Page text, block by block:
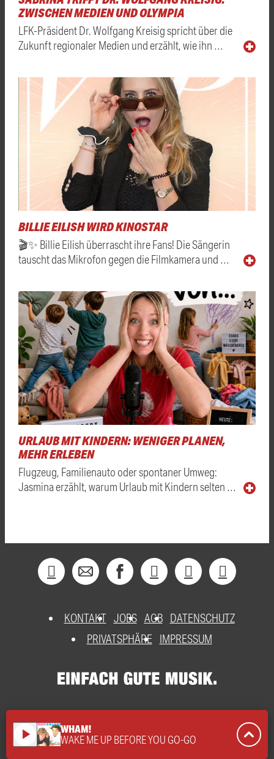
ZWISCHEN MEDIEN UND OLYMPIA
LFK-Präsident Dr. Wolfgang Kreisig spricht über die
Zukunft regionaler Medien und erzählt, wie ihn …
BILLIE EILISH WIRD KINOSTAR
🎬✨ Billie Eilish überrascht ihre Fans! Die Sängerin
tauscht das Mikrofon gegen die Filmkamera und …
URLAUB MIT KINDERN: WENIGER PLANEN,
MEHR ERLEBEN
Flugzeug, Familienauto oder spontaner Umweg:
Jasmina erzählt, warum Urlaub mit Kindern selten …
KONTAKT JOBS AGB DATENSCHUTZ
PRIVATSPHÄRE
IMPRESSUM
play_arrow WHAM!
WAKE ME UP BEFORE YOU GO-GO